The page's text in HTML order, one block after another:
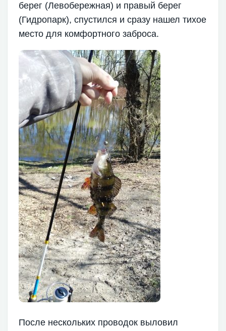
берег (Левобережная) и правый берег
(Гидропарк), спустился и сразу нашел тихое
место для комфортного заброса.
После нескольких проводок выловил